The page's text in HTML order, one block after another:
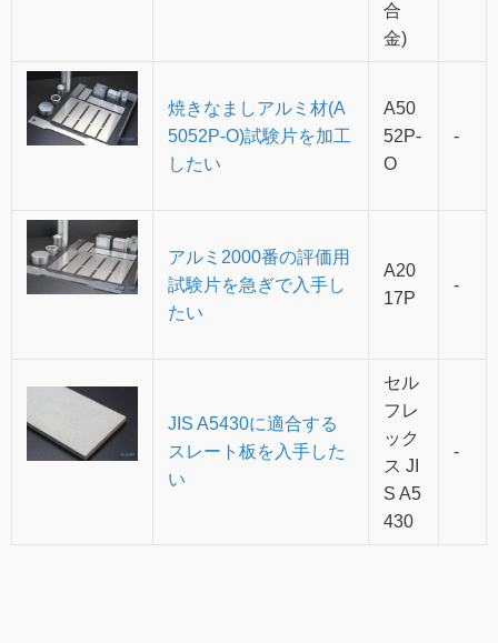
合
金)
焼きなましアルミ材(A
5052P-O)試験片を加工
したい
A50
52P-
O
-
アルミ2000番の評価用
試験片を急ぎで入手し
たい
A20
17P
-
JIS A5430に適合する
スレート板を入手した
い
セル
フレ
ック
ス JI
S A5
430
-